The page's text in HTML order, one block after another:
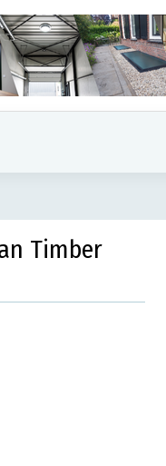
Timber